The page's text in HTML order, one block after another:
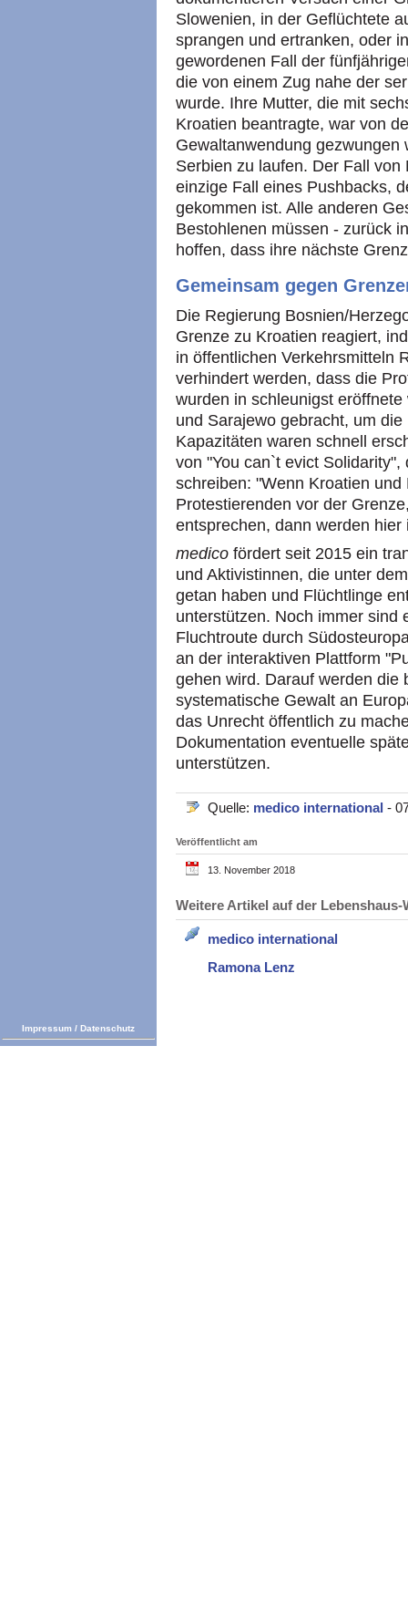
Slowenien, in der Geflüchtete
sprangen und ertranken, oder
gewordenen Fall der
die von einem Zug nahe der
wurde. Ihre Mutter, die mit
Kroatien beantragte, war von
Gewaltanwendung
Serbien zu laufen. Der Fall
einzige Fall eines Pushbacks,
gekommen ist. Alle anderen
Bestohlenen müssen - zurück
hoffen, dass ihre nächste
Gemeinsam gegen
Die Regierung Bosnien/
Grenze zu Kroatien reagiert,
in öffentlichen Verkehrsmitteln
verhindert werden, dass die
wurden in schleunigst
und Sarajewo gebracht, um
Kapazitäten waren schnell
von "You can`t evict
schreiben: "Wenn Kroatien
Protestierenden vor der
entsprechen, dann werden
medico fördert seit 2015 ein
und Aktivistinnen, die unter
getan haben und Flüchtlinge
unterstützen. Noch immer sind
Fluchtroute durch
an der interaktiven Plattform
gehen wird. Darauf werden die
systematische Gewalt an
das Unrecht öffentlich zu
Dokumentation eventuelle
unterstützen.
Quelle: medico international -
Veröffentlicht am
13. November 2018
Weitere Artikel auf der
medico international
Ramona Lenz
Impressum / Datenschutz